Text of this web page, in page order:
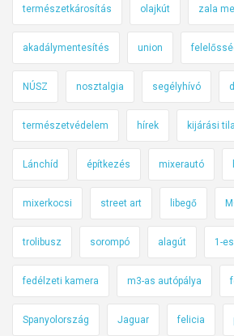
o
l
á
t
a
ő
v
á
o
természetkárosítás olajkút zala
akadálymentesítés union
NÚSZ nosztalgia segélyhívó
természetvédelem hírek kijárási
Lánchíd építkezés mixerautó
mixerkocsi street art libegő
trolibusz sorompó alagút 1-
fedélzeti kamera m3-as autópálya
Spanyolország Jaguar felicia